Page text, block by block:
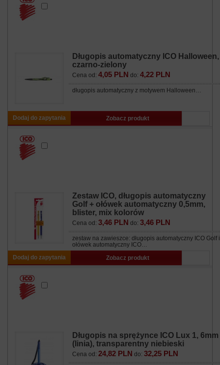
Długopis automatyczny ICO Halloween,
czarno-zielony
Cena od: 4,05 PLN do: 4,22 PLN
długopis automatyczny z motywem Halloween…
Dodaj do zapytania Zobacz produkt
Zestaw ICO, długopis automatyczny
Golf + ołówek automatyczny 0,5mm,
blister, mix kolorów
Cena od: 3,46 PLN do: 3,46 PLN
zestaw na zawieszce: długopis automatyczny ICO Golf i
ołówek automatyczny ICO…
Dodaj do zapytania
Zobacz produkt
Długopis na sprężynce ICO Lux 1, 6mm
(linia), transparentny niebieski
Cena od: 24,82 PLN do: 32,25 PLN